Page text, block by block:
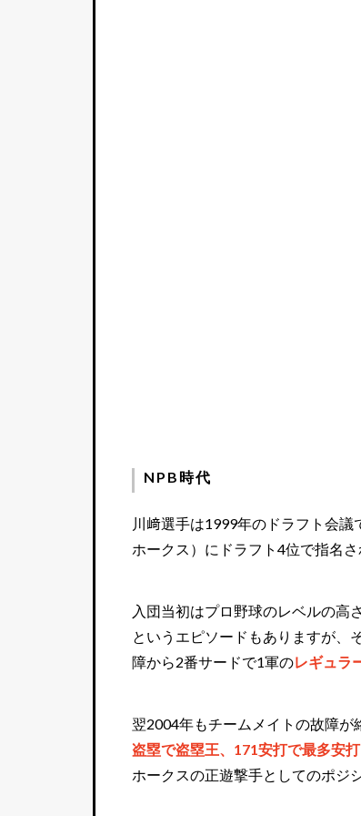
NPB時代
川﨑選手は1999年のドラフト会議
ホークス）にドラフト4位で指名さ
入団当初はプロ野球のレベルの高
というエピソードもありますが、
障から2番サードで1軍のレギュラ
翌2004年もチームメイトの故障
盗塁で盗塁王、171安打で最多安
ホークスの正遊撃手としてのポジ